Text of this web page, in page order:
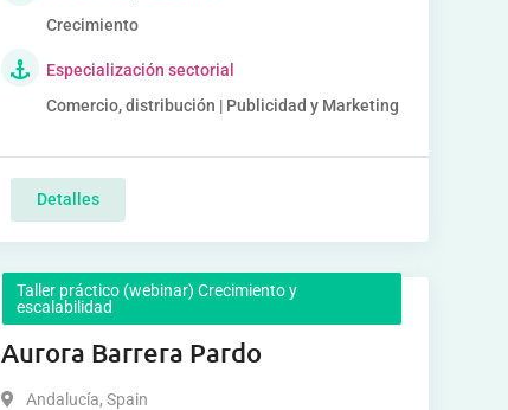
Crecimiento
Especialización sectorial
Comercio, distribución | Publicidad y Marketing
Detalles
Taller práctico (webinar) Crecimiento y
escalabilidad
Aurora Barrera Pardo
Andalucía, Spain